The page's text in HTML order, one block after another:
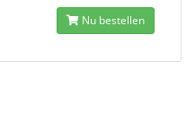
Nu bestellen